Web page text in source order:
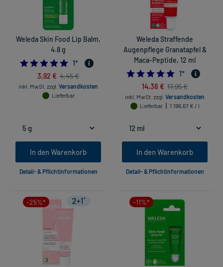
Weleda Skin Food Lip Balm,
4.8 g
5.0
1*
3,92 € 4,45 €
inkl. MwSt. zzgl. Versandkosten
Lieferbar
In den Warenkorb
Detail- & Pflichtinformationen
Weleda Straffende
Augenpflege Granatapfel &
Maca-Peptide, 12 ml
5.0
1*
14,36 € 17,95 €
inkl. MwSt. zzgl. Versandkosten
Lieferbar
1.196,67 € / l
In den Warenkorb
Detail- & Pflichtinformationen
-25%* -11%*